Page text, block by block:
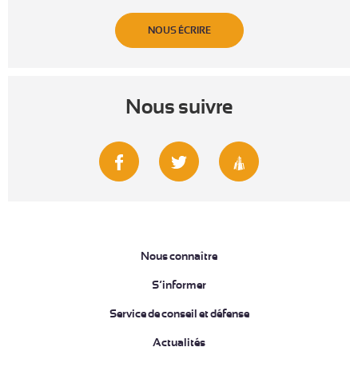
NOUS ÉCRIRE
Nous suivre
Nous connaître
S’informer
Service de conseil et défense
Actualités